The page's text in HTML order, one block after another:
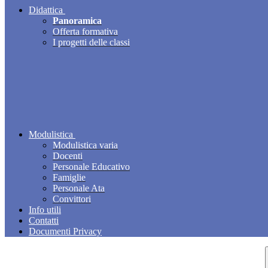
Didattica
Panoramica
Offerta formativa
I progetti delle classi
Modulistica
Modulistica varia
Docenti
Personale Educativo
Famiglie
Personale Ata
Convittori
Info utili
Contatti
Documenti Privacy